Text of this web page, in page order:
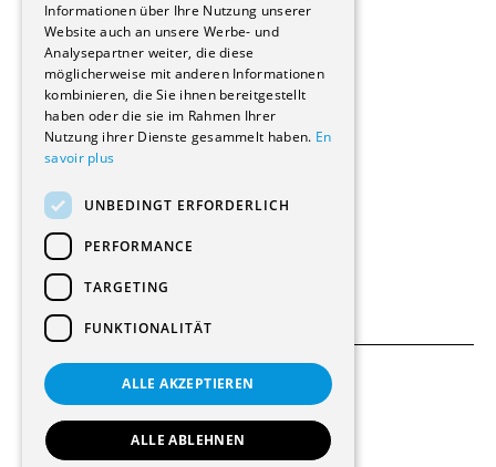
Wohnungen
Renovierungen
Innere Umbauten
Gastgewerbe und Tourismus
Verwaltungsgebäude und Geschäfte
Schuleinrichtungen
Medizinische Einrichtungen
Kultur - Sport - Freizeit
Industrie - Handwerk
Transport und Parkplätze
Diverse Bauten
© 2026 Alle Rechte vorbehalten
Allgemeine Bedingungen
Informationen über Ihre Nutzung unserer
Website auch an unsere Werbe- und
Analysepartner weiter, die diese
möglicherweise mit anderen Informationen
kombinieren, die Sie ihnen bereitgestellt
haben oder die sie im Rahmen Ihrer
Nutzung ihrer Dienste gesammelt haben. En
savoir plus
UNBEDINGT ERFORDERLICH
PERFORMANCE
TARGETING
FUNKTIONALITÄT
ALLE AKZEPTIEREN
ALLE ABLEHNEN